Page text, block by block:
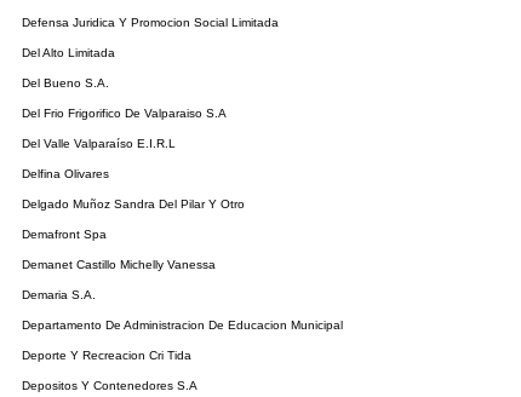
Defensa Juridica Y Promocion Social Limitada
Del Alto Limitada
Del Bueno S.A.
Del Frio Frigorifico De Valparaiso S.A
Del Valle Valparaíso E.I.R.L
Delfina Olivares
Delgado Muñoz Sandra Del Pilar Y Otro
Demafront Spa
Demanet Castillo Michelly Vanessa
Demaria S.A.
Departamento De Administracion De Educacion Municipal
Deporte Y Recreacion Cri Tida
Depositos Y Contenedores S.A